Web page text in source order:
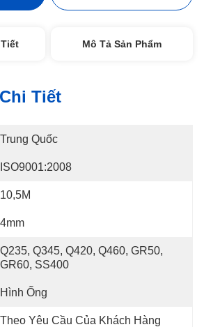
Mô Tả Sản Phẩm
Tiết
Trung Quốc
ISO9001:2008
10,5M
4mm
Q235, Q345, Q420, Q460, GR50,
GR60, SS400
Hình Ống
Theo Yêu Cầu Của Khách Hàng